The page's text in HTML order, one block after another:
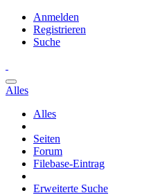
Anmelden
Registrieren
Suche
Alles
Alles
Seiten
Forum
Filebase-Eintrag
Erweiterte Suche